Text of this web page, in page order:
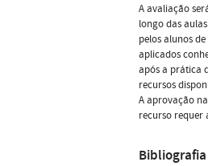
A avaliação
longo das
pelos alunos
aplicados
após a prática
recursos
A aprovação
recurso requer
Bibliografia